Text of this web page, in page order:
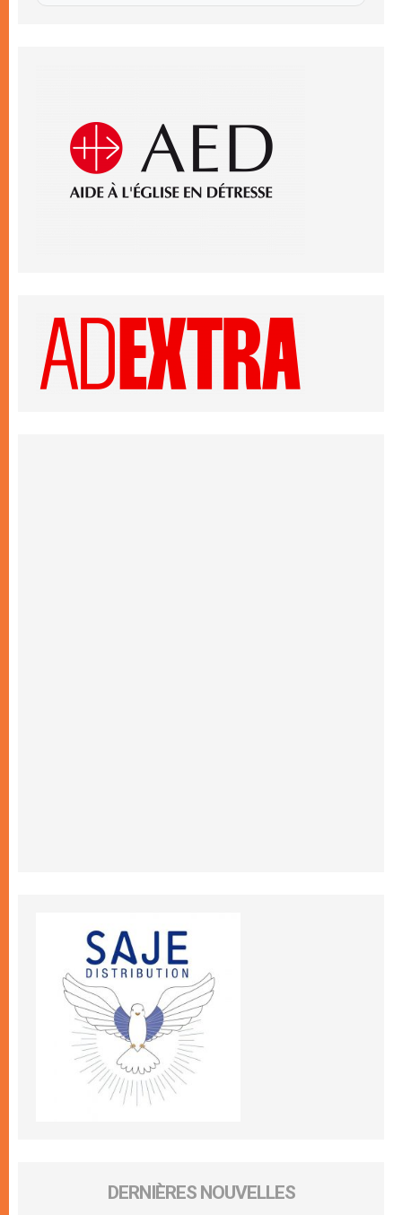
DERNIÈRES NOUVELLES